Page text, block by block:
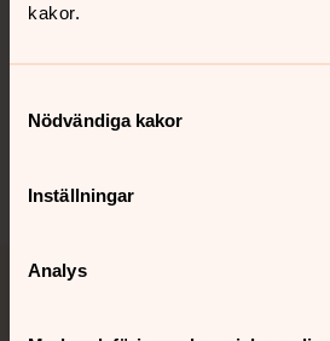
kakor.
Nödvändiga kakor
Inställningar
Analys
Hitta snabbt
Sociala kanaler